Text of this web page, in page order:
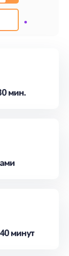
на
мин.
минут